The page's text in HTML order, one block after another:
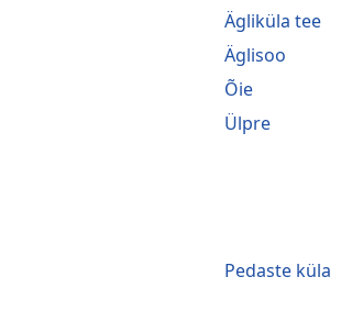
Ägliküla tee
Äglisoo
Õie
Ülpre
Pedaste küla